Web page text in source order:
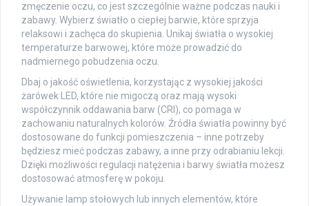
zmęczenie oczu, co jest szczególnie ważne podczas nauki i
zabawy. Wybierz światło o ciepłej barwie, które sprzyja
relaksowi i zachęca do skupienia. Unikaj światła o wysokiej
temperaturze barwowej, które może prowadzić do
nadmiernego pobudzenia oczu.
Dbaj o jakość oświetlenia, korzystając z wysokiej jakości
żarówek LED, które nie migoczą oraz mają wysoki
współczynnik oddawania barw (CRI), co pomaga w
zachowaniu naturalnych kolorów. Źródła światła powinny być
dostosowane do funkcji pomieszczenia – inne potrzeby
będziesz mieć podczas zabawy, a inne przy odrabianiu lekcji.
Dzięki możliwości regulacji natężenia i barwy światła możesz
dostosować atmosferę w pokoju.
Używanie lamp stołowych lub innych elementów, które